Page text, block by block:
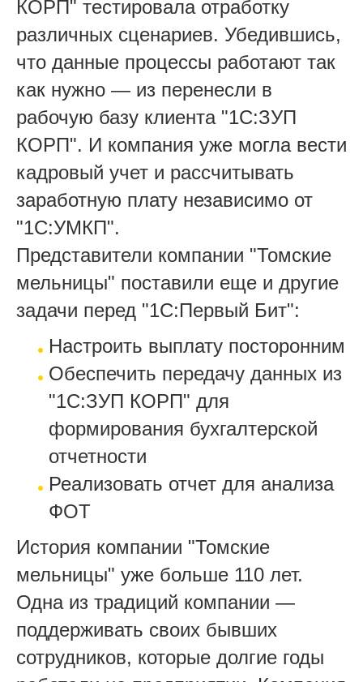
КОРП" тестировала отработку
различных сценариев. Убедившись,
что данные процессы работают так
как нужно — из перенесли в
рабочую базу клиента "1С:ЗУП
КОРП". И компания уже могла вести
кадровый учет и рассчитывать
заработную плату независимо от
"1С:УМКП".
Представители компании "Томские
мельницы" поставили еще и другие
задачи перед "1С:Первый Бит":
Настроить выплату посторонним
Обеспечить передачу данных из
"1С:ЗУП КОРП" для
формирования бухгалтерской
отчетности
Реализовать отчет для анализа
ФОТ
История компании "Томские
мельницы" уже больше 110 лет.
Одна из традиций компании —
поддерживать своих бывших
сотрудников, которые долгие годы